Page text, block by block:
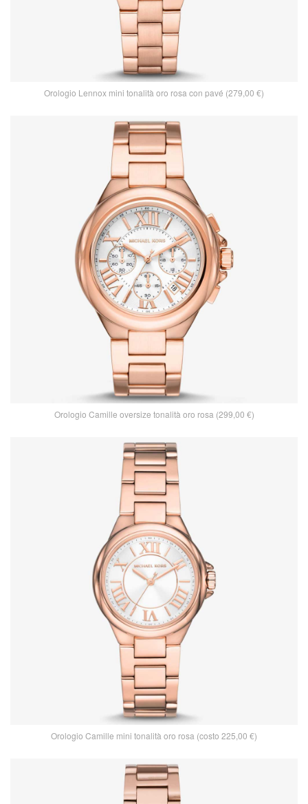
Orologio Lennox mini tonalità oro rosa con pavé (279,00 €)
Orologio Camille oversize tonalità oro rosa (299,00 €)
Orologio Camille mini tonalità oro rosa (costo 225,00 €)